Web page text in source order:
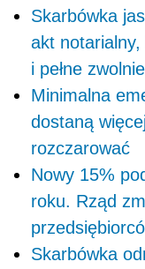
Skarbówka
akt
i pełne
Minimalna
dostaną
rozczarować
Nowy 15%
roku. Rząd
Skarbówka